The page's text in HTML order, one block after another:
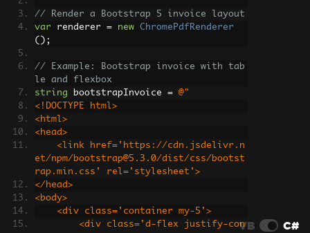
// Render a Bootstrap 5 invoice layout
var renderer = new
ChromePdfRenderer
();
// Example: Bootstrap invoice with tab
le and flexbox
string bootstrapInvoice =
@"
<!DOCTYPE html>
<html>
<head>
et/npm/bootstrap@5.3.0/dist/css/bootst
rap.min.css' rel='stylesheet'>
</head>
<body>
    <div class='container my-5'>
VB C#